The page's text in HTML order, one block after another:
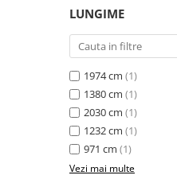
Stalpi stradali
Stalpi camere video
Stalpi / bolarzi de delimitare
pentru trotuar
Cismea stradala / gradina
Tomberoane si Pubele de
LUNGIME
1974 cm (1)
1380 cm (1)
2030 cm (1)
1232 cm (1)
971 cm (1)
Vezi mai multe